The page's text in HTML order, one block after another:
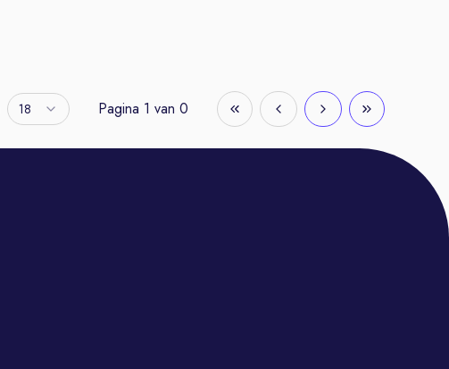
18 Pagina 1 van 0